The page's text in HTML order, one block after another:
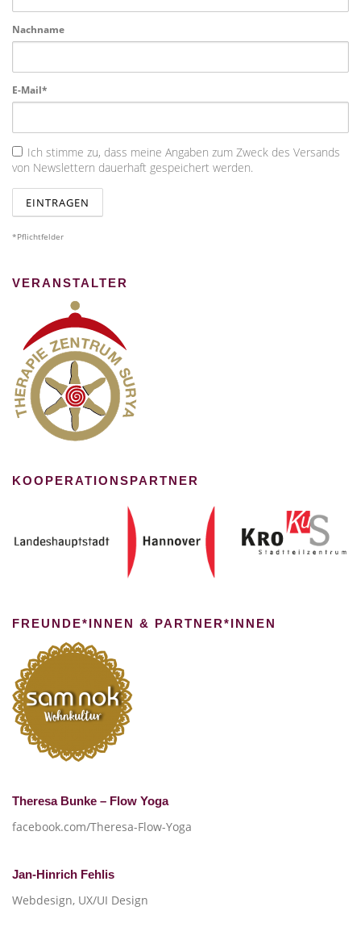
Nachname
E-Mail*
Ich stimme zu, dass meine Angaben zum Zweck des Versands
von Newslettern dauerhaft gespeichert werden.
*Pflichtfelder
VERANSTALTER
KOOPERATIONSPARTNER
FREUNDE*INNEN & PARTNER*INNEN
Theresa Bunke – Flow Yoga
facebook.com/Theresa-Flow-Yoga
Jan-Hinrich Fehlis
Webdesign, UX/UI Design